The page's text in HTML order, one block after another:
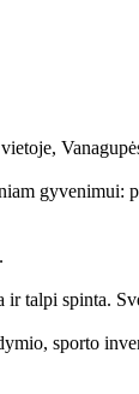
talpi spinta.
sporto